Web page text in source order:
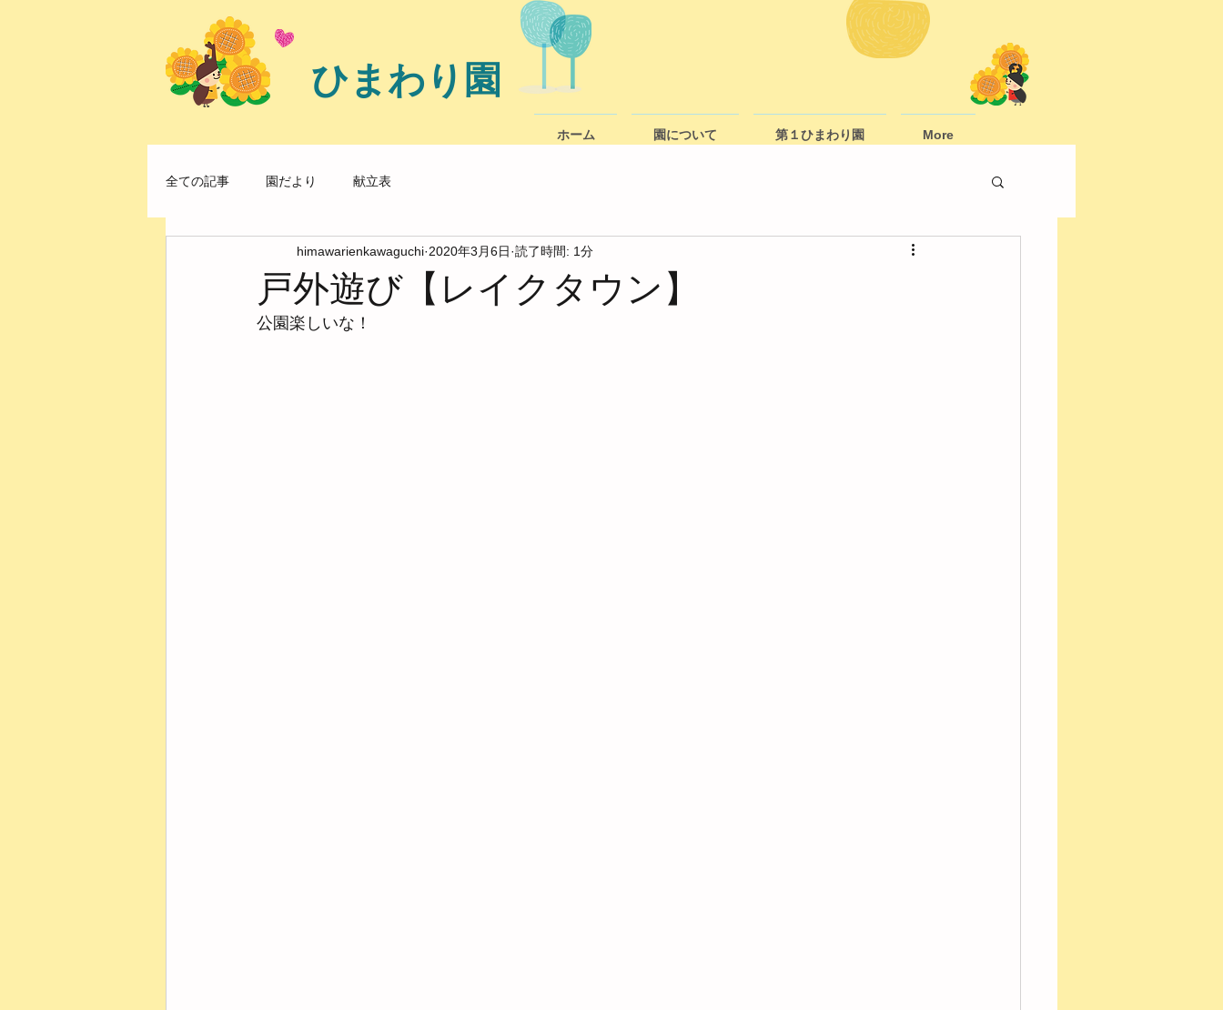
ひまわり園
ホーム 園について 第１ひまわり園 More
全ての記事 園だより 献立表
戸外遊び【レイクタウン】
himawarienkawaguchi 2020年3月6日 読了時間: 1分
公園楽しいな！